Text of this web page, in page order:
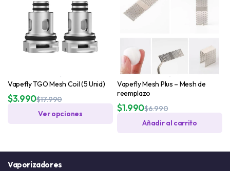
Vapefly TGO Mesh Coil (5 Unid)
$17.990
$3.990
Ver opciones
Vapefly Mesh Plus – Mesh de
reemplazo
$6.990
$1.990
Añadir al carrito
Vaporizadores